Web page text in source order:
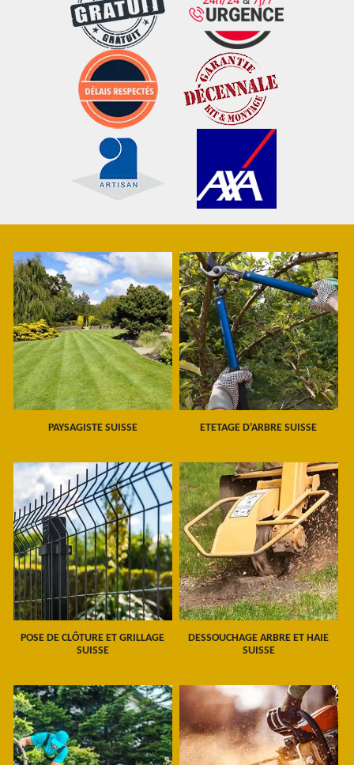
PAYSAGISTE SUISSE ETETAGE D'ARBRE SUISSE
POSE DE CLÔTURE ET GRILLAGE
SUISSE
DESSOUCHAGE ARBRE ET HAIE
SUISSE